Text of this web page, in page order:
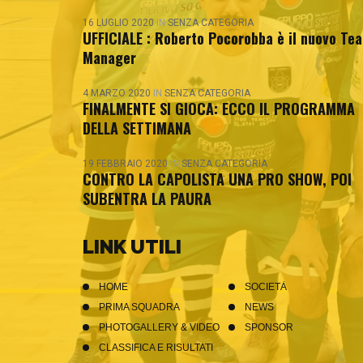
16 LUGLIO 2020 IN SENZA CATEGORIA
UFFICIALE : Roberto Pocorobba è il nuovo
Manager
4 MARZO 2020 IN SENZA CATEGORIA
FINALMENTE SI GIOCA: ECCO IL PROGRAMMA
DELLA SETTIMANA
19 FEBBRAIO 2020 IN SENZA CATEGORIA
CONTRO LA CAPOLISTA UNA PRO SHOW, POI
SUBENTRA LA PAURA
LINK UTILI
HOME
SOCIETÀ
PRIMA SQUADRA
NEWS
PHOTOGALLERY & VIDEO
SPONSOR
CLASSIFICA E RISULTATI